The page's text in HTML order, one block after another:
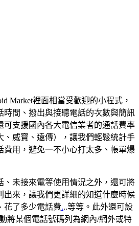
Market裡面相當受歡迎的小程式，
時間、撥出與接聽電話的次數與簡訊
可支援國內各大電信業者的通話費率
、威寶、遠傳），讓我們輕鬆統計手
費用，避免一不小心打太多、帳單爆
、未接來電等使用情況之外，還可將
出來，讓我們更詳細的知道什麼時候
花了多少電話費...等等。此外還可設
將某個電話號碼列為網內/網外或特